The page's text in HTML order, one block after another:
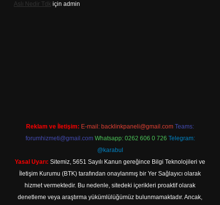
Aslı Nedir Tdk için admin
Reklam ve İletişim: E-mail: backlinkpaneli@gmail.com Teams:
forumhizmeti@gmail.com Whatsapp: 0262 606 0 726 Telegram:
@karabul
Yasal Uyarı: Sitemiz, 5651 Sayılı Kanun gereğince Bilgi Teknolojileri ve
İletişim Kurumu (BTK) tarafından onaylanmış bir Yer Sağlayıcı olarak
hizmet vermektedir. Bu nedenle, sitedeki içerikleri proaktif olarak
denetleme veya araştırma yükümlülüğümüz bulunmamaktadır. Ancak,